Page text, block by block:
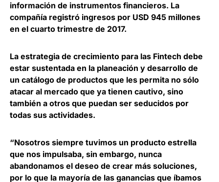
información de instrumentos financieros. La
compañía registró ingresos por USD 945 millones
en el cuarto trimestre de 2017.
La estrategia de crecimiento para las Fintech debe
estar sustentada en la planeación y desarrollo de
un catálogo de productos que les permita no sólo
atacar al mercado que ya tienen cautivo, sino
también a otros que puedan ser seducidos por
todas sus actividades.
“Nosotros siempre tuvimos un producto estrella
que nos impulsaba, sin embargo, nunca
abandonamos el deseo de crear más soluciones,
por lo que la mayoría de las ganancias que íbamos